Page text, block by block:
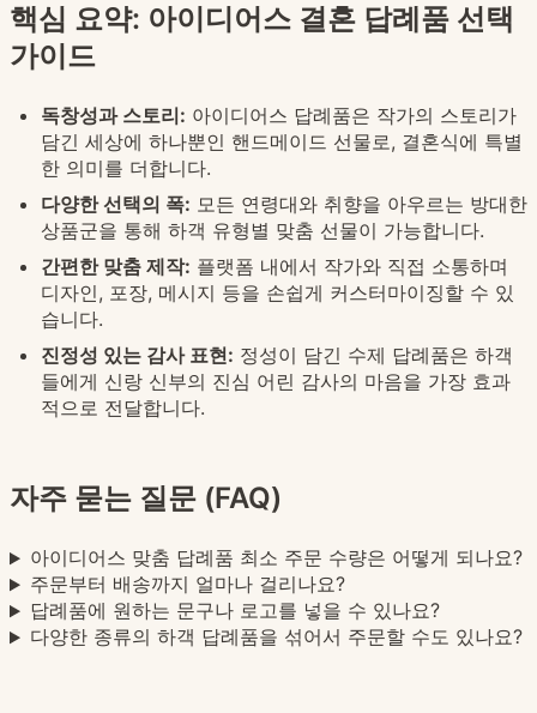
핵심 요약: 아이디어스 결혼 답례품 선택
가이드
독창성과 스토리: 아이디어스 답례품은 작가의 스토리가
담긴 세상에 하나뿐인 핸드메이드 선물로, 결혼식에 특별
한 의미를 더합니다.
다양한 선택의 폭: 모든 연령대와 취향을 아우르는 방대한
상품군을 통해 하객 유형별 맞춤 선물이 가능합니다.
간편한 맞춤 제작: 플랫폼 내에서 작가와 직접 소통하며
디자인, 포장, 메시지 등을 손쉽게 커스터마이징할 수 있
습니다.
진정성 있는 감사 표현: 정성이 담긴 수제 답례품은 하객
들에게 신랑 신부의 진심 어린 감사의 마음을 가장 효과
적으로 전달합니다.
자주 묻는 질문 (FAQ)
아이디어스 맞춤 답례품 최소 주문 수량은 어떻게 되나요?
주문부터 배송까지 얼마나 걸리나요?
답례품에 원하는 문구나 로고를 넣을 수 있나요?
다양한 종류의 하객 답례품을 섞어서 주문할 수도 있나요?